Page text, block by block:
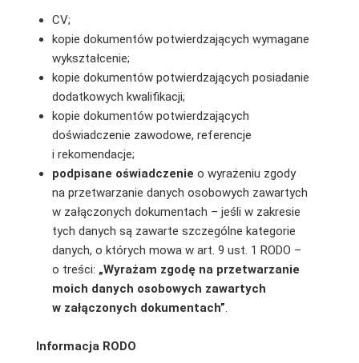
CV;
kopie dokumentów potwierdzających wymagane
wykształcenie;
kopie dokumentów potwierdzających posiadanie
dodatkowych kwalifikacji;
kopie dokumentów potwierdzających
doświadczenie zawodowe, referencje
i rekomendacje;
podpisane oświadczenie o wyrażeniu zgody
na przetwarzanie danych osobowych zawartych
w załączonych dokumentach – jeśli w zakresie
tych danych są zawarte szczególne kategorie
danych, o których mowa w art. 9 ust. 1 RODO –
o treści: „Wyrażam zgodę na przetwarzanie
moich danych osobowych zawartych
w załączonych dokumentach”.
Informacja RODO